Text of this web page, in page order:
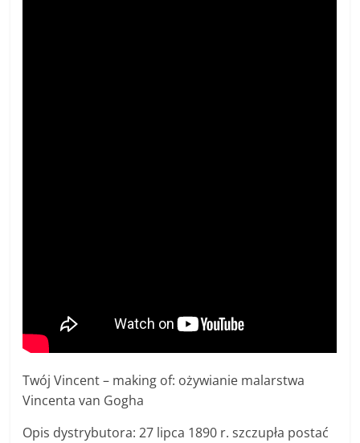
Twój Vincent – making of: ożywianie malarstwa
Vincenta van Gogha
Opis dystrybutora: 27 lipca 1890 r. szczupła postać